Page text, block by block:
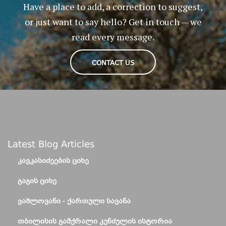
Have a place to add, a correction to suggest,
or just want to say hello? Get in touch — we
read every message.
CONTACT US
Latest Blog Articles
ᲙᲐᲕᲙᲐᲡᲘᲫᲔᲔᲑᲘᲡ ᲪᲘᲮᲔ
ᲒᲐᲒᲘᲡ ᲪᲘᲮᲔ
ᲕᲐᲨᲚᲝᲕᲐᲜᲘ - ᲥᲐᲠᲗᲣᲚᲘ ᲡᲐᲕᲐᲜᲐ
ᲗᲑᲘᲚᲘᲡᲘᲡ ᲒᲐᲛᲥᲠᲐᲚᲘ ᲙᲣᲜᲫᲣᲚᲘᲡ ᲘᲡᲢᲝᲠᲘᲐ